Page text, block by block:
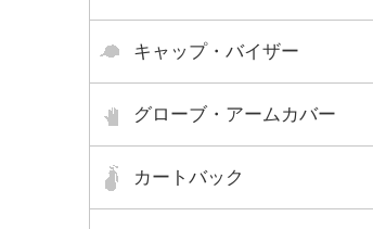
キャップ・バイザー
グローブ・アームカバー
カートバック